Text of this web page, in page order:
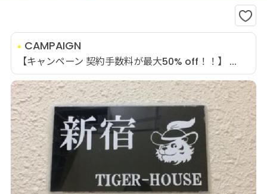
CAMPAIGN
【キャンペーン 契約手数料が最大50% off！！】 ...